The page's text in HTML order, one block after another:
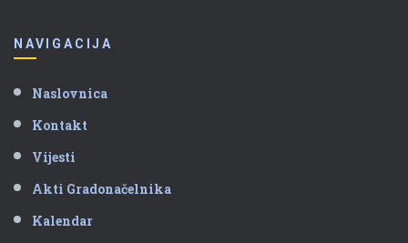
NAVIGACIJA
Naslovnica
Kontakt
Vijesti
Akti Gradonačelnika
Kalendar